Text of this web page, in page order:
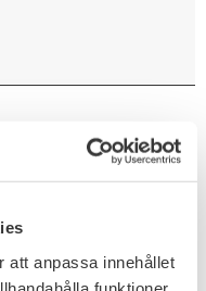
att anpassa innehållet